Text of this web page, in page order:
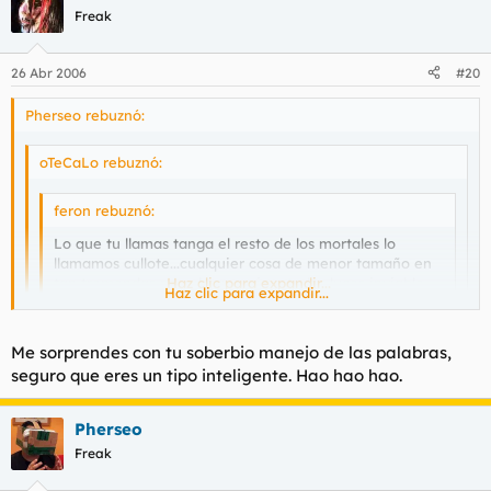
Freak
26 Abr 2006 #20
Pherseo rebuznó:
oTeCaLo rebuznó:
feron rebuznó:
Lo que tu llamas tanga el resto de los mortales lo
llamamos cullote...cualquier cosa de menor tamaño en
tan tremendas posaderas seria a todas luces inviable
Haz clic para expandir...
piernas.
Haz clic para expandir...
Me sorprendes con tu soberbio manejo de las palabras,
seguro que eres un tipo inteligente. Hao hao hao.
Pherseo
Freak